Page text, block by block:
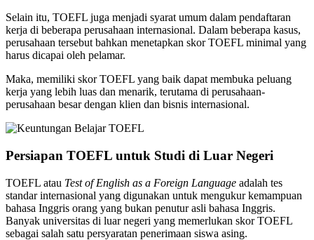
Selain itu, TOEFL juga menjadi syarat umum dalam pendaftaran
kerja di beberapa perusahaan internasional. Dalam beberapa kasus,
perusahaan tersebut bahkan menetapkan skor TOEFL minimal yang
harus dicapai oleh pelamar.
Maka, memiliki skor TOEFL yang baik dapat membuka peluang
kerja yang lebih luas dan menarik, terutama di perusahaan-
perusahaan besar dengan klien dan bisnis internasional.
Persiapan TOEFL untuk Studi di Luar Negeri
TOEFL atau Test of English as a Foreign Language adalah tes
standar internasional yang digunakan untuk mengukur kemampuan
bahasa Inggris orang yang bukan penutur asli bahasa Inggris.
Banyak universitas di luar negeri yang memerlukan skor TOEFL
sebagai salah satu persyaratan penerimaan siswa asing.